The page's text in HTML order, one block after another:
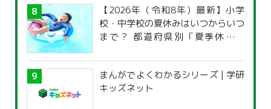
【2026年（令和8年）最新】小学
校・中学校の夏休みはいつからいつ
まで？ 都道府県別「夏季休暇一
まんがでよくわかるシリーズ | 学研
キッズネット